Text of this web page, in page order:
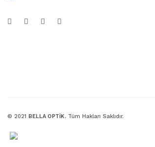
© 2021 BELLA OPTİK. Tüm Hakları Saklıdır.